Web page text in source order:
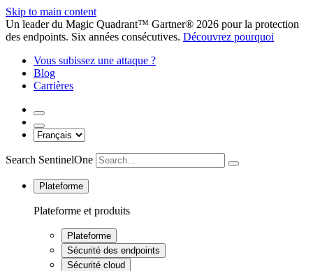
Skip to main content
Un leader du Magic Quadrant™ Gartner® 2026 pour la protection
des endpoints. Six années consécutives. Découvrez pourquoi
Vous subissez une attaque ?
Blog
Carrières
Search SentinelOne
Plateforme
Plateforme et produits
Plateforme
Sécurité des endpoints
Sécurité cloud